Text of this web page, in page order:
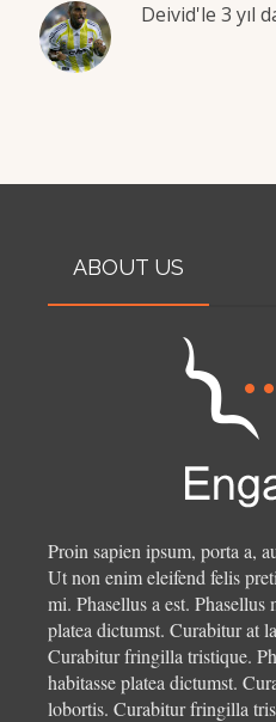
Deivid'le 3 yıl
ABOUT US
Proin sapien ipsum, porta a,
Ut non enim eleifend felis
mi. Phasellus a est. Phasellus
platea dictumst. Curabitur at
Curabitur fringilla tristique.
habitasse platea dictumst.
lobortis. Curabitur fringilla